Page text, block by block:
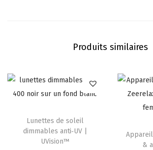
Produits similaires
Lunettes de soleil
dimmables anti‑UV |
UVision™
&